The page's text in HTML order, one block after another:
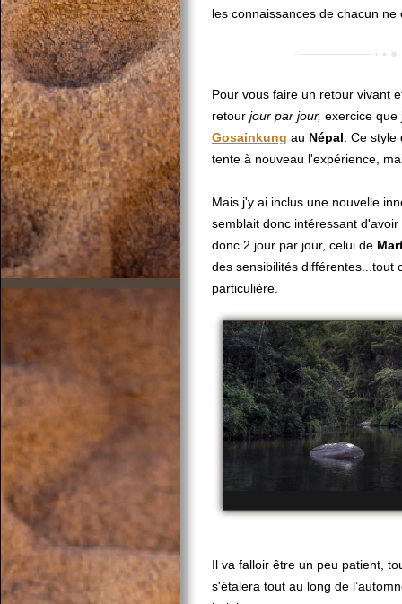
les connaissances de chacun
Pour vous faire un retour vivant
retour jour par jour, exercice
Gosainkung au Népal . Ce
tente à nouveau l'expérience,
Mais j'y ai inclus une nouvelle
semblait donc intéressant
donc 2 jour par jour, celui de
des sensibilités différentes...tout
particulière.
Il va falloir être un peu patient,
s'étalera tout au long de